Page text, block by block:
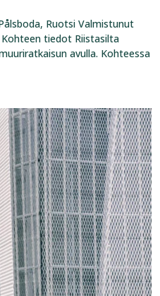
Ruotsi Valmistunut
tiedot Riistasilta
avulla. Kohteessa